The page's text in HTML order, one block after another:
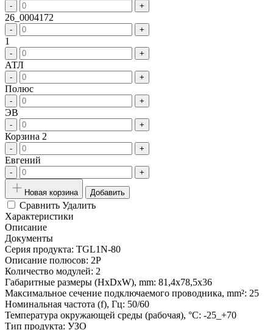
- +
26_0004172
- +
1
- +
АТЛ
- +
Полюс
- +
ЭВ
- +
Корзина 2
- +
Евгений
- +
Новая корзина Добавить
Сравнить Удалить
Характеристики
Описание
Документы
Серия продукта: TGL1N-80
Описание полюсов: 2P
Количество модулей: 2
Габаритные размеры (HxDxW), mm: 81,4x78,5x36
Максимальное сечение подключаемого проводника, mm²: 25
Номинальная частота (f), Гц: 50/60
Температура окружающей среды (рабочая), °С: -25_+70
Тип продукта: УЗО